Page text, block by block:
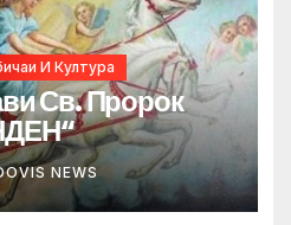
И Култура
Св. Пророк
NEWS